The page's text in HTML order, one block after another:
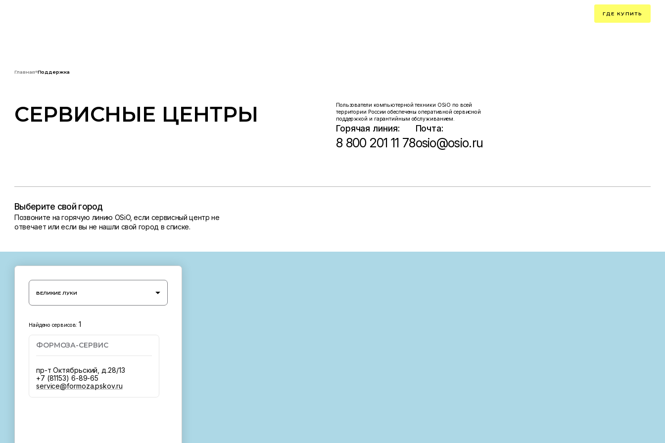
ГДЕ КУПИТЬ
Главная Поддержка
СЕРВИСНЫЕ ЦЕНТРЫ
Пользователи компьютерной техники OSiO по всей
территории России обеспечены оперативной сервисной
поддержкой и гарантийным обслуживанием.
Горячая линия:
8 800 201 11 78
Почта:
osio@osio.ru
Выберите свой город
Позвоните на горячую линию OSiO, если сервисный центр не
отвечает или если вы не нашли свой город в списке.
ВЕЛИКИЕ ЛУКИ
Найдено сервисов:1
ФОРМОЗА-СЕРВИС
пр-т Октябрьский, д.28/13
+7 (81153) 6-89-65
service@formoza.pskov.ru